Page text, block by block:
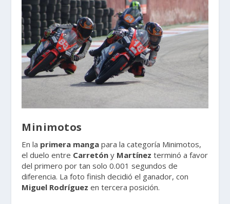
Minimotos
En la primera manga para la categoría Minimotos,
el duelo entre Carretón y Martínez terminó a favor
del primero por tan solo 0.001 segundos de
diferencia. La foto finish decidió el ganador, con
Miguel Rodríguez en tercera posición.